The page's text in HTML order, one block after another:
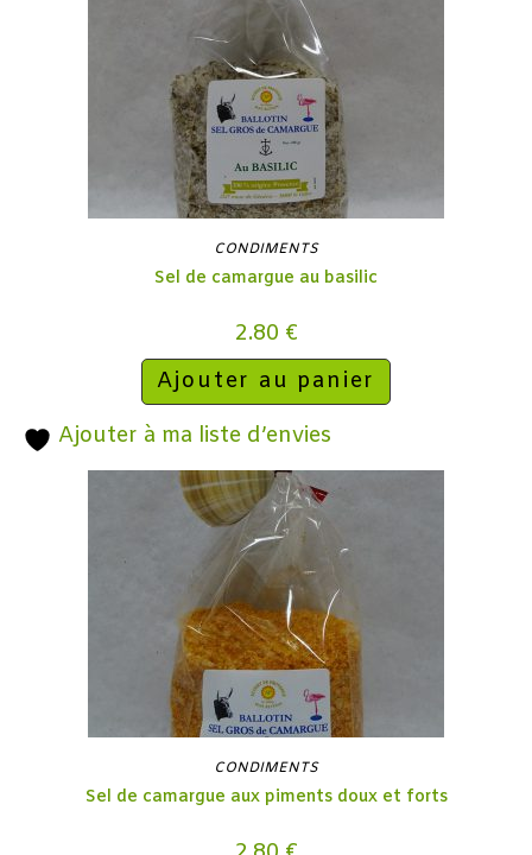
CONDIMENTS
Sel de camargue au basilic
2.80 €
Ajouter au panier
Ajouter à ma liste d’envies
CONDIMENTS
Sel de camargue aux piments doux et forts